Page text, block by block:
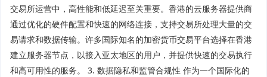
交易所运营中，高性能和低延迟至关重要。香港的云服务器提供商
通过优化的硬件配置和快速的网络连接，支持交易所处理大量的交
易请求和数据传输。许多国际知名的加密货币交易平台选择在香港
建立服务器节点，以接入亚太地区的用户，并提供快速的交易执行
和高可用性的服务。 3. 数据隐私和监管合规性 作为一个国际化的